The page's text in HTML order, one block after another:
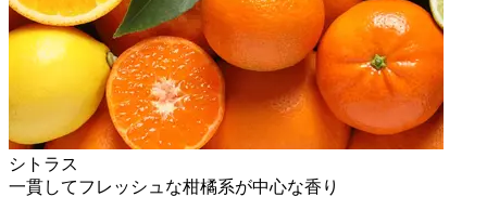
シトラス
一貫してフレッシュな柑橘系が中心な香り